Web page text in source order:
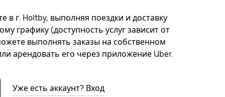
в г. Holtby, выполняя поездки и доставку
графику (доступность услуг зависит от
выполнять заказы на собственном
арендовать его через приложение Uber.
Уже есть аккаунт? Вход